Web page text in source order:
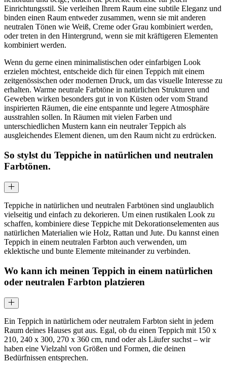
Einrichtungsstil. Sie verleihen Ihrem Raum eine subtile Eleganz und
binden einen Raum entweder zusammen, wenn sie mit anderen
neutralen Tönen wie Weiß, Creme oder Grau kombiniert werden,
oder treten in den Hintergrund, wenn sie mit kräftigeren Elementen
kombiniert werden.
Wenn du gerne einen minimalistischen oder einfarbigen Look
erzielen möchtest, entscheide dich für einen Teppich mit einem
zeitgenössischen oder modernen Druck, um das visuelle Interesse zu
erhalten. Warme neutrale Farbtöne in natürlichen Strukturen und
Geweben wirken besonders gut in von Küsten oder vom Strand
inspirierten Räumen, die eine entspannte und legere Atmosphäre
ausstrahlen sollen. In Räumen mit vielen Farben und
unterschiedlichen Mustern kann ein neutraler Teppich als
ausgleichendes Element dienen, um den Raum nicht zu erdrücken.
So stylst du Teppiche in natürlichen und neutralen
Farbtönen.
Teppiche in natürlichen und neutralen Farbtönen sind unglaublich
vielseitig und einfach zu dekorieren. Um einen rustikalen Look zu
schaffen, kombiniere diese Teppiche mit Dekorationselementen aus
natürlichen Materialien wie Holz, Rattan und Jute. Du kannst einen
Teppich in einem neutralen Farbton auch verwenden, um
eklektische und bunte Elemente miteinander zu verbinden.
Wo kann ich meinen Teppich in einem natürlichen
oder neutralen Farbton platzieren
Ein Teppich in natürlichem oder neutralem Farbton sieht in jedem
Raum deines Hauses gut aus. Egal, ob du einen Teppich mit 150 x
210, 240 x 300, 270 x 360 cm, rund oder als Läufer suchst – wir
haben eine Vielzahl von Größen und Formen, die deinen
Bedürfnissen entsprechen.